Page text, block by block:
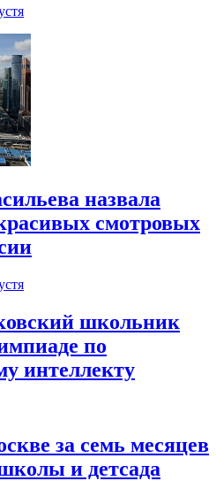
назвала
смотровых
школьник
по
интеллекту
за семь месяцев
и детсада